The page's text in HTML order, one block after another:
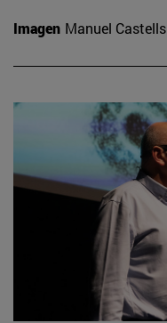
Imagen Manuel Castells